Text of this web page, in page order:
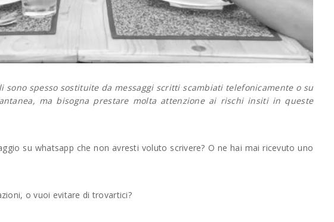
sono spesso sostituite da messaggi scritti scambiati telefonicamente o su
ma bisogna prestare molta attenzione ai rischi insiti in queste
su whatsapp che non avresti voluto scrivere? O ne hai mai ricevuto uno
o vuoi evitare di trovartici?